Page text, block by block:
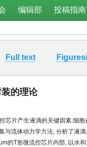
Full text
的理论
芯片产生液滴的关键因素.细
与流体动力学方法, 分析了液
的T形微流控芯片内部, 以水